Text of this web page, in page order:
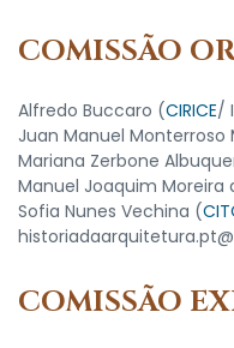
COMISSÃO
​Alfredo Buccaro (CIRICE/
Juan Manuel Monterroso
Mariana Zerbone
Manuel Joaquim Moreira
Sofia Nunes Vechina (
COMISSÃO